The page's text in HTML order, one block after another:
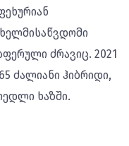
ძრავიც. 2021
ძალიანი ჰიბრიდი,
ხაზში.